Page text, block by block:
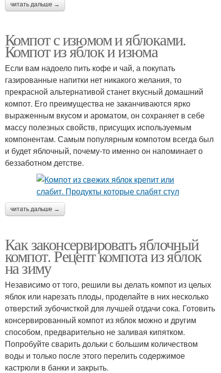
читать дальше →
Компот с изюмом и яблоками.
Компот из яблок и изюма
Если вам надоело пить кофе и чай, а покупать
газированные напитки нет никакого желания, то
прекрасной альтернативой станет вкусный домашний
компот. Его преимущества не заканчиваются ярко
выраженным вкусом и ароматом, он сохраняет в себе
массу полезных свойств, присущих используемым
компонентам. Самым популярным компотом всегда был
и будет яблочный, почему-то именно он напоминает о
беззаботном детстве.
читать дальше →
Как законсервировать яблочный
компот. Рецепт компота из яблок
на зиму
Независимо от того, решили вы делать компот из целых
яблок или нарезать плоды, проделайте в них несколько
отверстий зубочисткой для лучшей отдачи сока. Готовить
консервированный компот из яблок можно и другим
способом, предварительно не заливая кипятком.
Попробуйте сварить дольки с большим количеством
воды и только после этого перелить содержимое
кастрюли в банки и закрыть.